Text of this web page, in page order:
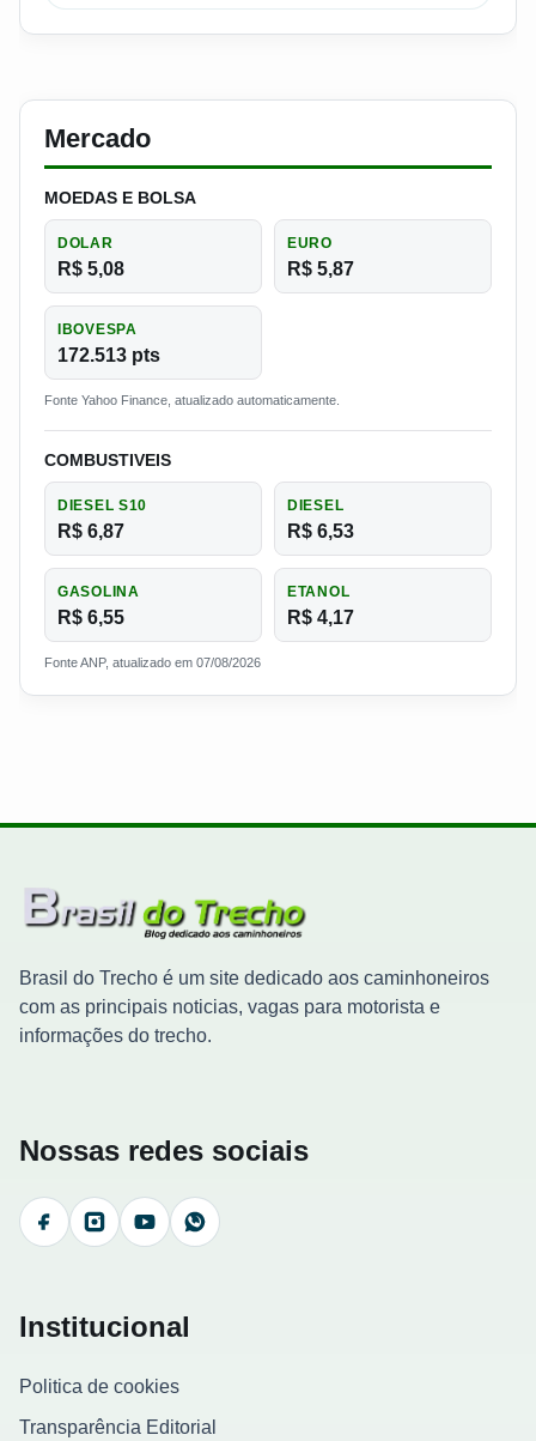
Mercado
MOEDAS E BOLSA
DOLAR
R$ 5,08
EURO
R$ 5,87
IBOVESPA
172.513 pts
Fonte Yahoo Finance, atualizado automaticamente.
COMBUSTIVEIS
DIESEL S10
R$ 6,87
DIESEL
R$ 6,53
GASOLINA
R$ 6,55
ETANOL
R$ 4,17
Fonte ANP, atualizado em 07/08/2026
Brasil do Trecho é um site dedicado aos caminhoneiros
com as principais noticias, vagas para motorista e
informações do trecho.
Nossas redes sociais
FacebookInstagramYouTubeWhatsApp
Institucional
Politica de cookies
Transparência Editorial